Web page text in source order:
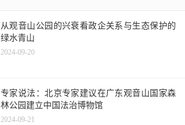
从观音山公园的兴衰看政企关系与生态保护的
绿水青山
2024-09-20
专家说法：北京专家建议在广东观音山国家森
林公园建立中国法治博物馆
2024-09-21